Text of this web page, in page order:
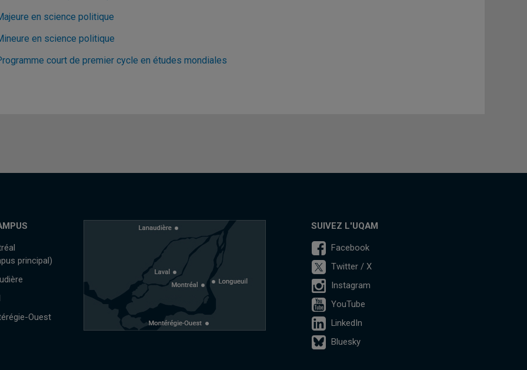
en science politique
en science politique
court de premier cycle en études mondiales
principal)
Ouest
SUIVEZ L'UQAM
Facebook
Twitter / X
Instagram
YouTube
LinkedIn
Bluesky